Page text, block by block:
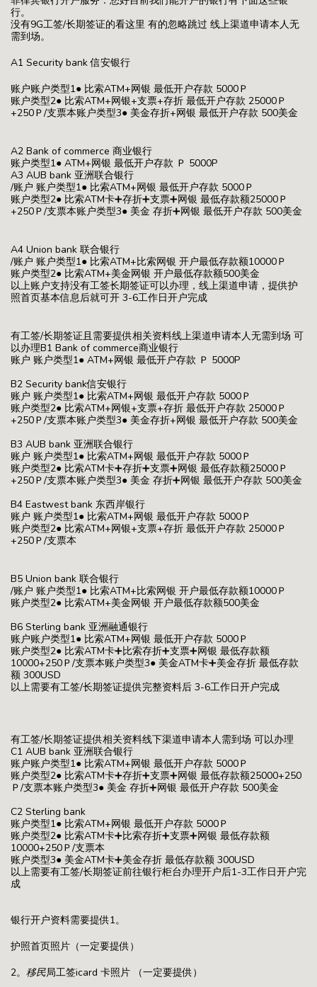
行。
没有9G工签/长期签证的看这里 有的忽略跳过 线上渠道申请本人无
需到场。
A1 Security bank 信安银行
账户账户类型1● 比索ATM+网银 最低开户存款 5000Ｐ
账户类型2● 比索ATM+网银+支票+存折 最低开户存款 25000Ｐ
+250Ｐ/支票本账户类型3● 美金存折+网银 最低开户存款 500美金
A2 Bank of commerce 商业银行
账户类型1● ATM+网银 最低开户存款 Ｐ 5000P
A3 AUB bank 亚洲联合银行
/账户 账户类型1● 比索ATM+网银 最低开户存款 5000Ｐ
账户类型2● 比索ATM卡➕存折➕支票➕网银 最低存款额25000Ｐ
+250Ｐ/支票本账户类型3● 美金 存折➕网银 最低开户存款 500美金
A4 Union bank 联合银行
/账户 账户类型1● 比索ATM+比索网银 开户最低存款额10000Ｐ
账户类型2● 比索ATM+美金网银 开户最低存款额500美金
以上账户支持没有工签长期签证可以办理，线上渠道申请，提供护
照首页基本信息后就可开 3-6工作日开户完成
有工签/长期签证且需要提供相关资料线上渠道申请本人无需到场 可
以办理B1 Bank of commerce商业银行
账户 账户类型1● ATM+网银 最低开户存款 Ｐ 5000P
B2 Security bank信安银行
账户 账户类型1● 比索ATM+网银 最低开户存款 5000Ｐ
账户类型2● 比索ATM+网银+支票+存折 最低开户存款 25000Ｐ
+250Ｐ/支票本账户类型3● 美金存折+网银 最低开户存款 500美金
B3 AUB bank 亚洲联合银行
账户 账户类型1● 比索ATM+网银 最低开户存款 5000Ｐ
账户类型2● 比索ATM卡➕存折➕支票➕网银 最低存款额25000Ｐ
+250Ｐ/支票本账户类型3● 美金 存折➕网银 最低开户存款 500美金
B4 Eastwest bank 东西岸银行
账户 账户类型1● 比索ATM+网银 最低开户存款 5000Ｐ
账户类型2● 比索ATM+网银+支票+存折 最低开户存款 25000Ｐ
+250Ｐ/支票本
B5 Union bank 联合银行
/账户 账户类型1● 比索ATM+比索网银 开户最低存款额10000Ｐ
账户类型2● 比索ATM+美金网银 开户最低存款额500美金
B6 Sterling bank 亚洲融通银行
账户账户类型1● 比索ATM+网银 最低开户存款 5000Ｐ
账户类型2● 比索ATM卡➕比索存折➕支票➕网银 最低存款额
10000+250Ｐ/支票本账户类型3● 美金ATM卡➕美金存折 最低存款
额 300USD
以上需要有工签/长期签证提供完整资料后 3-6工作日开户完成
有工签/长期签证提供相关资料线下渠道申请本人需到场 可以办理
C1 AUB bank 亚洲联合银行
账户账户类型1● 比索ATM+网银 最低开户存款 5000Ｐ
账户类型2● 比索ATM卡➕存折➕支票➕网银 最低存款额25000+250
Ｐ/支票本账户类型3● 美金 存折➕网银 最低开户存款 500美金
C2 Sterling bank
账户类型1● 比索ATM+网银 最低开户存款 5000Ｐ
账户类型2● 比索ATM卡➕比索存折➕支票➕网银 最低存款额
10000+250Ｐ/支票本
账户类型3● 美金ATM卡➕美金存折 最低存款额 300USD
以上需要有工签/长期签证前往银行柜台办理开户后1-3工作日开户完
成
银行开户资料需要提供1。
护照首页照片（一定要提供）
2。 移民局工签icard 卡照片 （一定要提供）